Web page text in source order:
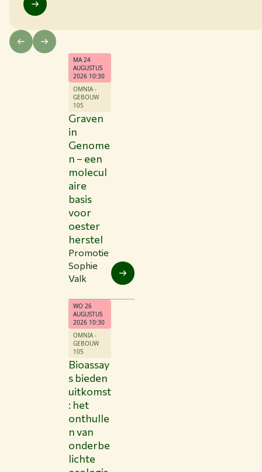
MA 24
AUGUSTUS
2026 10:30
OMNIA -
GEBOUW
105
Graven
in
Genome
n – een
molecul
aire
basis
voor
oester
herstel
Promotie
Sophie
Valk
WO 26
AUGUSTUS
2026 10:30
OMNIA -
GEBOUW
105
Bioassay
s bieden
uitkomst
: het
onthulle
n van
onderbe
lichte